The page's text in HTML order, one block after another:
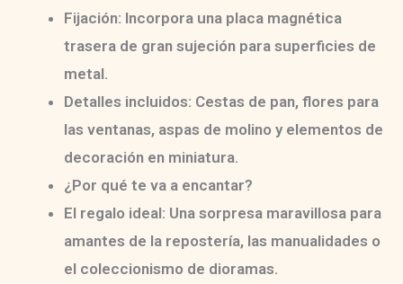
Fijación: Incorpora una placa magnética
trasera de gran sujeción para superficies de
metal.
Detalles incluidos: Cestas de pan, flores para
las ventanas, aspas de molino y elementos de
decoración en miniatura.
¿Por qué te va a encantar?
El regalo ideal: Una sorpresa maravillosa para
amantes de la repostería, las manualidades o
el coleccionismo de dioramas.